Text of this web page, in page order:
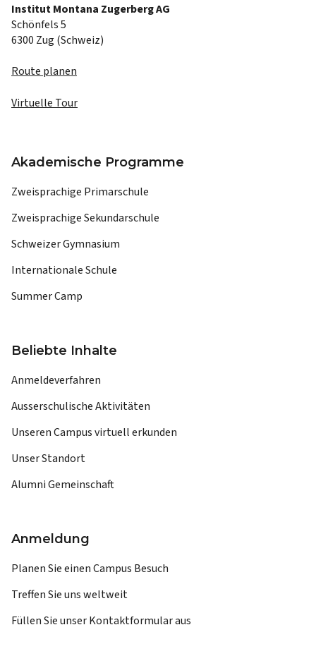
Institut Montana Zugerberg AG
Schönfels 5
6300 Zug (Schweiz)
Route planen
Virtuelle Tour
Akademische Programme
Zweisprachige Primarschule
Zweisprachige Sekundarschule
Schweizer Gymnasium
Internationale Schule
Summer Camp
Beliebte Inhalte
Anmeldeverfahren
Ausserschulische Aktivitäten
Unseren Campus virtuell erkunden
Unser Standort
Alumni Gemeinschaft
Anmeldung
Planen Sie einen Campus Besuch
Treffen Sie uns weltweit
Füllen Sie unser Kontaktformular aus